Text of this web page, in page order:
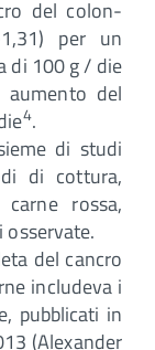
del colon-
per un
di 100 g / die
aumento del
4.
di studi
di cottura,
rossa,
del cancro
includeva i
pubblicati in
(Alexander